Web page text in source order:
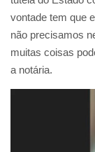
vontade tem que
não precisamos
muitas coisas
a notária.